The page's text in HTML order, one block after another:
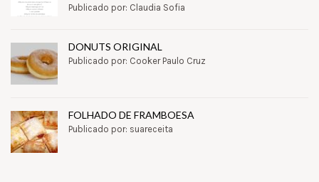
Publicado por: Claudia Sofia
DONUTS ORIGINAL
Publicado por: Cooker Paulo Cruz
FOLHADO DE FRAMBOESA
Publicado por: suareceita